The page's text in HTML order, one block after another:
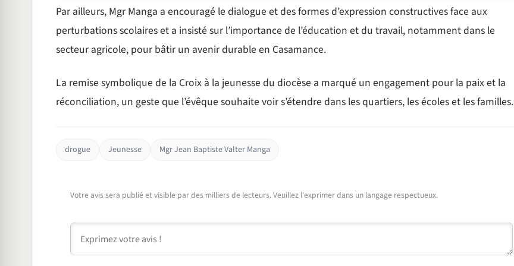
Par ailleurs, Mgr Manga a encouragé le dialogue et des formes d’expression constructives face aux
perturbations scolaires et a insisté sur l’importance de l’éducation et du travail, notamment dans le
secteur agricole, pour bâtir un avenir durable en Casamance.
La remise symbolique de la Croix à la jeunesse du diocèse a marqué un engagement pour la paix et la
réconciliation, un geste que l’évêque souhaite voir s’étendre dans les quartiers, les écoles et les familles.
drogue Jeunesse Mgr Jean Baptiste Valter Manga
Votre avis sera publié et visible par des milliers de lecteurs. Veuillez l'exprimer dans un langage respectueux.